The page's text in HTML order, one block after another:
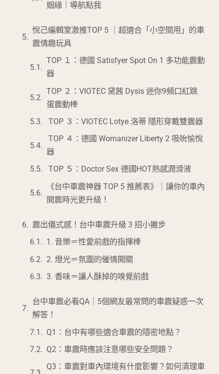
姻緣｜導航點我
悅己編輯室激推TOP 5 ｜超適合「小空間用」的車
震情趣玩具
TOP １：德國 Satisfyer Spot On 1 多功能震動
器
TOP ２：VIOTEC 黛茜 Dysis 迷你9頻口紅跳
蛋震動棒
TOP ３：VIOTEC Lotye 洛蒂 隱形穿戴雙震器
TOP ４：德國 Womanizer Liberty 2 吸吮愉悅
器
TOP ５：Doctor Sex 德國HOT熱感潤滑液
《台中車震神器 TOP 5 推薦表》｜讓你的車內
開震時光更升級！
震出儀式感！台中車震升級 3 招小撇步
1. 音樂＝性愛前戲的指揮棒
2. 燈光＝氛圍的催情開關
3. 香味＝讓人酥掉的嗅覺前戲
台中車震必看QA｜5個網友最常問的車震疑惑一次
解答！
Q1：台中有哪些適合車震的隱密地點？
Q2：車震時應該注意哪些安全問題？
Q3：車震對車內環境有什麼影響？如何清理車